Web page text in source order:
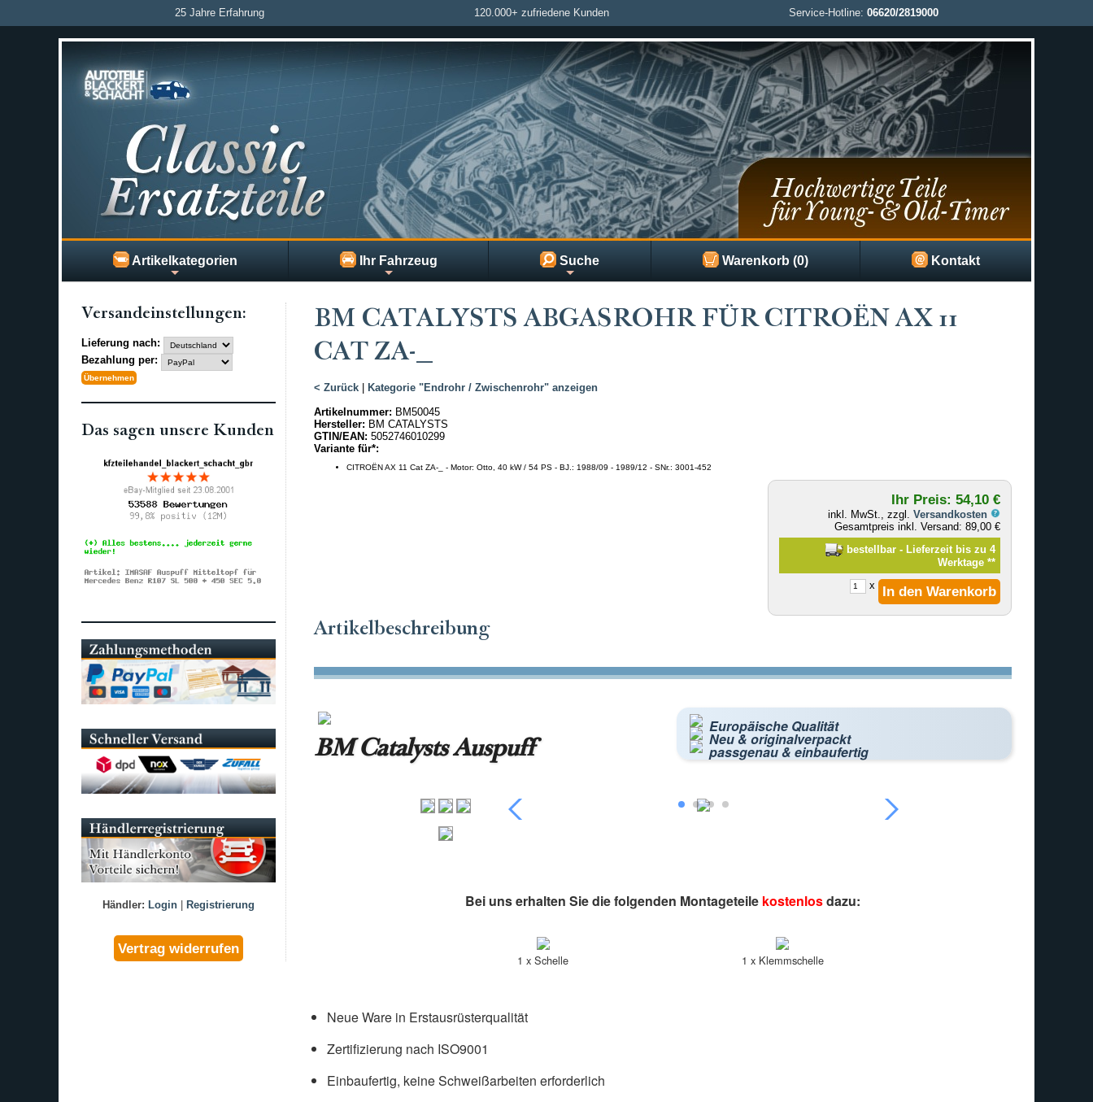
25 Jahre Erfahrung 120.000+ zufriedene Kunden Service-Hotline: 06620/2819000
Artikelkategorien Ihr Fahrzeug Suche Warenkorb (0) Kontakt
BM CATALYSTS ABGASROHR FÜR CITROËN AX 11
CAT ZA-_
< Zurück|
Kategorie "Endrohr / Zwischenrohr" anzeigen
Artikelnummer: BM50045
Hersteller: BM CATALYSTS
GTIN/EAN: 5052746010299
Variante für*:
CITROËN AX 11 Cat ZA-_ - Motor: Otto, 40 kW / 54 PS - BJ.: 1988/09 - 1989/12 - SNr.: 3001-452
Ihr Preis: 54,10 €
inkl. MwSt., zzgl.Versandkosten
Gesamtpreis inkl. Versand: 89,00 €
bestellbar - Lieferzeit bis zu 4
Werktage **
x
Artikelbeschreibung
BM Catalysts Auspuff
Europäische Qualität
Neu & originalverpackt
passgenau & einbaufertig
Bei uns erhalten Sie die folgenden Montageteile kostenlosdazu:
1 x Schelle 1 x Klemmschelle
Neue Ware in Erstausrüsterqualität
Zertifizierung nach ISO9001
Einbaufertig, keine Schweißarbeiten erforderlich
Versand­einstellungen:
Lieferung nach:
Bezahlung per:
Das sagen unsere Kunden
Händler: Login| Registrierung